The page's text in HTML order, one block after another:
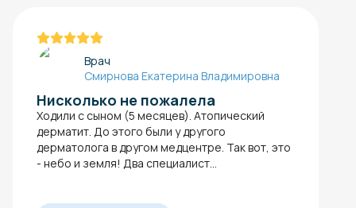
Врач
Смирнова Екатерина Владимировна
Нисколько не пожалела
Ходили с сыном (5 месяцев). Атопический
дерматит​. До этого были у другого
дерматолога в другом медцентре. Так вот, это
- небо и земля! Два специалист...